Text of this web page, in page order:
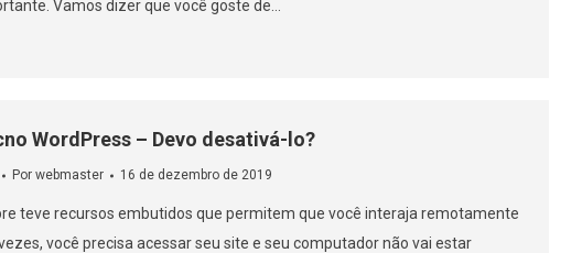
Vamos dizer que você goste de…
WordPress – Devo desativá-lo?
Por webmaster 16 de dezembro de 2019
teve recursos embutidos que permitem que você interaja remotamente
você precisa acessar seu site e seu computador não vai estar